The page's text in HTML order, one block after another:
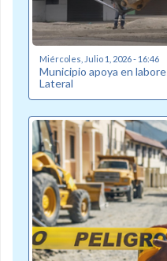
Miércoles, Julio 1, 2026 - 16:46
Municipio apoya en
Lateral